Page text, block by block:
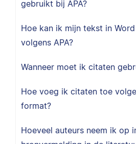
gebruikt bij APA?
Hoe kan ik mijn tekst in
volgens APA?
Wanneer moet ik citaten
Hoe voeg ik citaten toe
format?
Hoeveel auteurs neem ik op